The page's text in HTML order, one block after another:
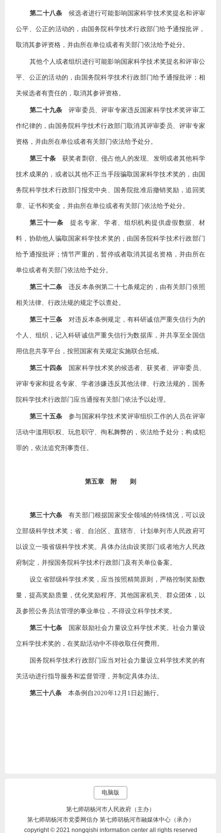
第二十八条 候选者进行可能影响国家科学技术奖提名和评审
公平、公正的活动的，由国务院科学技术行政部门给予通报批评，
取消其参评资格，并由所在单位或者有关部门依法给予处分。
其他个人或者组织进行可能影响国家科学技术奖提名和评审公
平、公正的活动的，由国务院科学技术行政部门给予通报批评；相
关候选者有责任的，取消其参评资格。
第二十九条 评审委员、评审专家违反国家科学技术奖评审工
作纪律的，由国务院科学技术行政部门取消其评审委员、评审专家
资格，并由所在单位或者有关部门依法给予处分。
第三十条获奖者剽窃、侵占他人的发现、发明或者其他科学
技术成果的，或者以其他不正当手段骗取国家科学技术奖的，由国
务院科学技术行政部门报党中央、国务院批准后撤销奖励，追回奖
章、证书和奖金，并由所在单位或者有关部门依法给予处分。
第三十一条 提名专家、学者、组织机构提供虚假数据、材
料，协助他人骗取国家科学技术奖的，由国务院科学技术行政部门
给予通报批评；情节严重的，暂停或者取消其提名资格，并由所在
单位或者有关部门依法给予处分。
第三十二条 违反本条例第二十七条规定的，由有关部门依照
相关法律、行政法规的规定予以查处。
第三十三条 对违反本条例规定，有科研诚信严重失信行为的
个人、组织，记入科研诚信严重失信行为数据库，并共享至全国信
用信息共享平台，按照国家有关规定实施联合惩戒。
第三十四条 国家科学技术奖的候选者、获奖者、评审委员、
评审专家和提名专家、学者涉嫌违反其他法律、行政法规的，国务
院科学技术行政部门应当通报有关部门依法予以处理。
第三十五条 参与国家科学技术奖评审组织工作的人员在评审
活动中滥用职权、玩忽职守、徇私舞弊的，依法给予处分；构成犯
罪的，依法追究刑事责任。
第五章 附 则
第三十六条 有关部门根据国家安全领域的特殊情况，可以设
立部级科学技术奖；省、自治区、直辖市、计划单列市人民政府可
以设立一项省级科学技术奖。具体办法由设奖部门或者地方人民政
府制定，并报国务院科学技术行政部门及有关单位备案。
设立省部级科学技术奖，应当按照精简原则，严格控制奖励数
量，提高奖励质量，优化奖励程序。其他国家机关、群众团体，以
及参照公务员法管理的事业单位，不得设立科学技术奖。
第三十七条 国家鼓励社会力量设立科学技术奖。社会力量设
立科学技术奖的，在奖励活动中不得收取任何费用。
国务院科学技术行政部门应当对社会力量设立科学技术奖的有
关活动进行指导服务和监督管理，并制定具体办法。
第三十八条 本条例自2020年12月1日起施行。
电脑版
第七师胡杨河市人民政府（主办）
第七师胡杨河市党委网信办 第七师胡杨河市融媒体中心（承办）
copyright © 2021 nongqishi information center all rights reserved